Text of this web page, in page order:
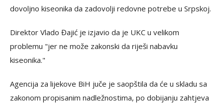
dovoljno kiseonika da zadovolji redovne potrebe u Srpskoj.
Direktor Vlado Đajić je izjavio da je UKC u velikom
problemu "jer ne može zakonski da riješi nabavku
kiseonika."
Agencija za lijekove BiH juče je saopštila da će u skladu sa
zakonom propisanim nadležnostima, po dobijanju zahtjeva